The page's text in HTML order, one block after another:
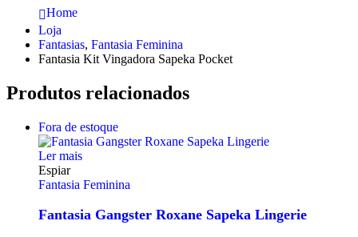
Home
Loja
Fantasias, Fantasia Feminina
Fantasia Kit Vingadora Sapeka Pocket
Produtos relacionados
Fora de estoque
Ler mais
Espiar
Fantasia Feminina
Fantasia Gangster Roxane Sapeka Lingerie